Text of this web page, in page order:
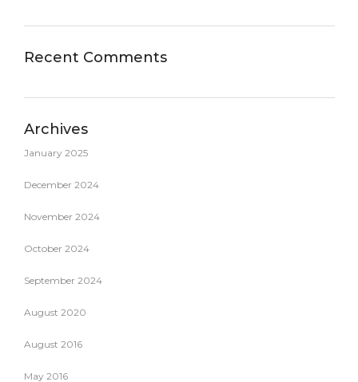
Recent Comments
Archives
January 2025
December 2024
November 2024
October 2024
September 2024
August 2020
August 2016
May 2016